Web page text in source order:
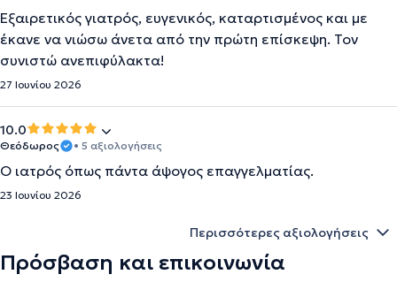
Εξαιρετικός γιατρός, ευγενικός, καταρτισμένος και με
έκανε να νιώσω άνετα από την πρώτη επίσκεψη. Τον
συνιστώ ανεπιφύλακτα!
27 Ιουνίου 2026
10.0
Θεόδωρος • 5 αξιολογήσεις
Ο ιατρός όπως πάντα άψογος επαγγελματίας.
23 Ιουνίου 2026
Περισσότερες αξιολογήσεις
Πρόσβαση και επικοινωνία